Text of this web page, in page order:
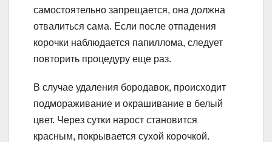
самостоятельно запрещается, она должна
отвалиться сама. Если после отпадения
корочки наблюдается папиллома, следует
повторить процедуру еще раз.
В случае удаления бородавок, происходит
подмораживание и окрашивание в белый
цвет. Через сутки нарост становится
красным, покрывается сухой корочкой.